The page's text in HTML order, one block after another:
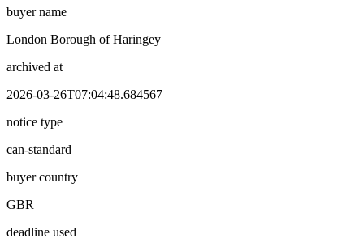
buyer name
London Borough of Haringey
archived at
2026-03-26T07:04:48.684567
notice type
can-standard
buyer country
GBR
deadline used